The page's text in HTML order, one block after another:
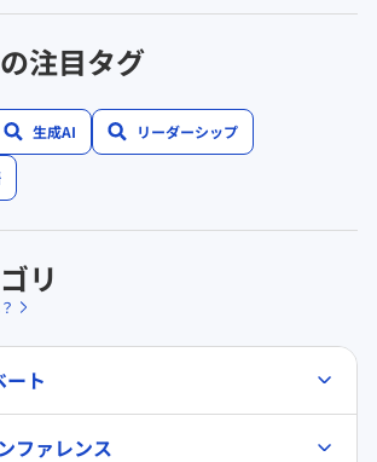
注目タグ
生成AI リーダーシップ
リ
ト
ファレンス